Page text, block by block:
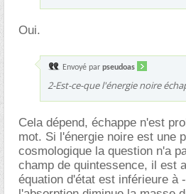
Oui.
Envoyé par pseudoas
2-Est-ce-que l'énergie noire
Cela dépend, échappe n'est
mot. Si l'énergie noire est une
cosmologique la question n'a
champ de quintessence, il est
équation d'état est inférieure à